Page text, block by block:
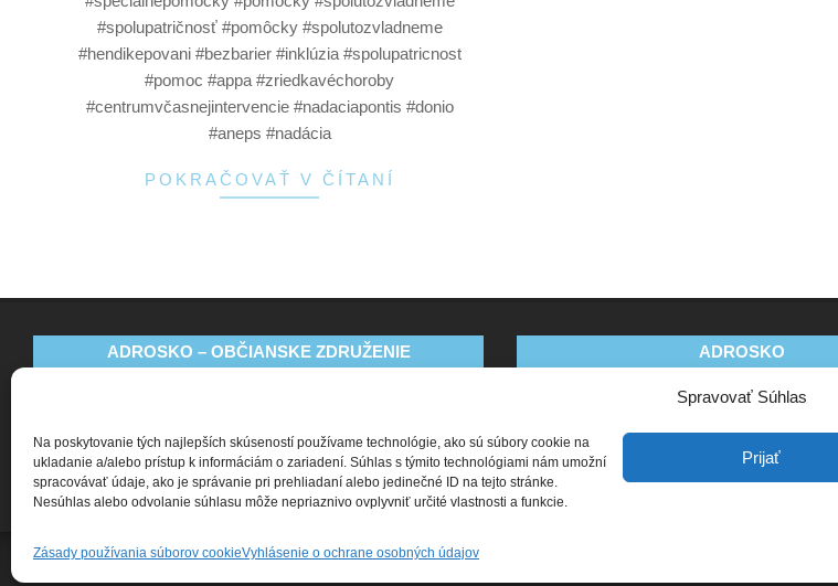
Spravovať Súhlas
Na poskytovanie tých najlepších skúseností používame technológie, ako sú súbory cookie na
ukladanie a/alebo prístup k informáciám o zariadení. Súhlas s týmito technológiami nám umožní
spracovávať údaje, ako je správanie pri prehliadaní alebo jedinečné ID na tejto stránke.
Nesúhlas alebo odvolanie súhlasu môže nepriaznivo ovplyvniť určité vlastnosti a funkcie.
Prijať
Zásady používania súborov cookieVyhlásenie o ochrane osobných údajov
#spolupatričnosť #pomôcky #spolutozvladneme
#hendikepovani #bezbarier #inklúzia #spolupatricnost
#pomoc #appa #zriedkavéchoroby
#centrumvčasnejintervencie #nadaciapontis #donio
#aneps #nadácia
POKRAČOVAŤ V ČÍTANÍ
ADROSKO – OBČIANSKE ZDRUŽENIE
+421 911 135 252
oz@adrosko.sk
ADROSKO
Ochrana osobných údajov
osobných údajov (EU)